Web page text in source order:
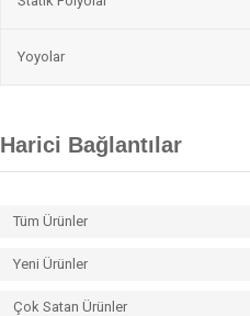
Yoyolar
Harici Bağlantılar
Tüm Ürünler
Yeni Ürünler
Çok Satan Ürünler